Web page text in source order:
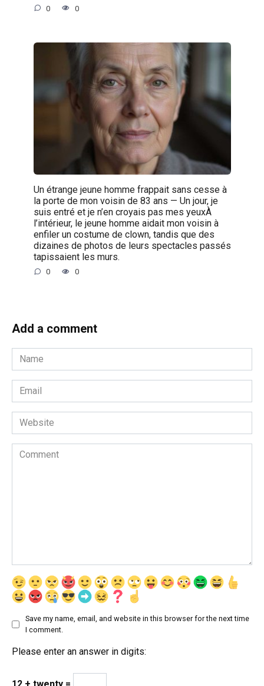
0 0
Un étrange jeune homme frappait sans cesse à
la porte de mon voisin de 83 ans — Un jour, je
suis entré et je n’en croyais pas mes yeuxÀ
l’intérieur, le jeune homme aidait mon voisin à
enfiler un costume de clown, tandis que des
dizaines de photos de leurs spectacles passés
tapissaient les murs.
0 0
Add a comment
Name
*
Email
*
Website
Comment
Save my name, email, and website in this browser for the next time
I comment.
Please enter an answer in digits: